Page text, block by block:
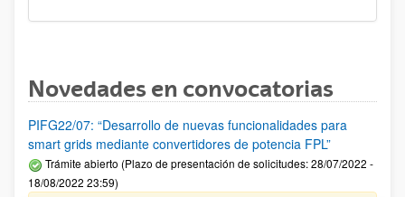
Novedades en convocatorias
PIFG22/07: “Desarrollo de nuevas funcionalidades para
smart grids mediante convertidores de potencia FPL”
Trámite abierto (Plazo de presentación de solicitudes: 28/07/2022 -
18/08/2022 23:59)